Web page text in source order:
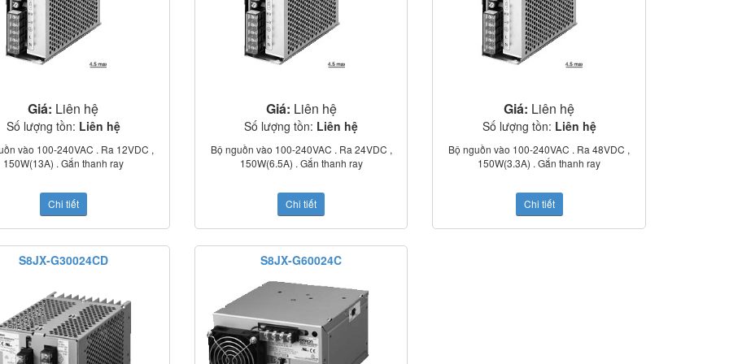
Giá: Liên hệ
Số lượng tồn: Liên hệ
vào 100-240VAC . Ra 12VDC ,
150W(13A) . Gắn thanh ray
Chi tiết
Giá: Liên hệ
Số lượng tồn: Liên hệ
Bộ nguồn vào 100-240VAC . Ra 24VDC ,
150W(6.5A) . Gắn thanh ray
Chi tiết
Giá: Liên hệ
Số lượng tồn: Liên hệ
Bộ nguồn vào 100-240VAC . Ra 48VDC ,
150W(3.3A) . Gắn thanh ray
Chi tiết
S8JX-G30024CD S8JX-G60024C